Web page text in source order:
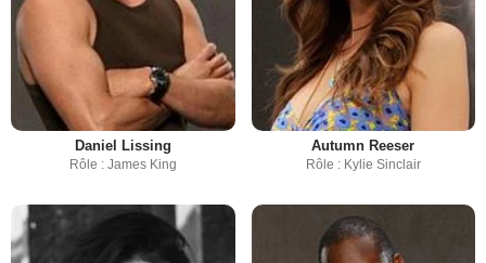
Daniel Lissing
Rôle : James King
Autumn Reeser
Rôle : Kylie Sinclair